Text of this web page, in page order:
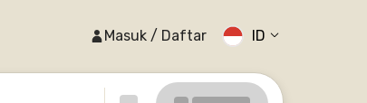
Masuk / Daftar ID